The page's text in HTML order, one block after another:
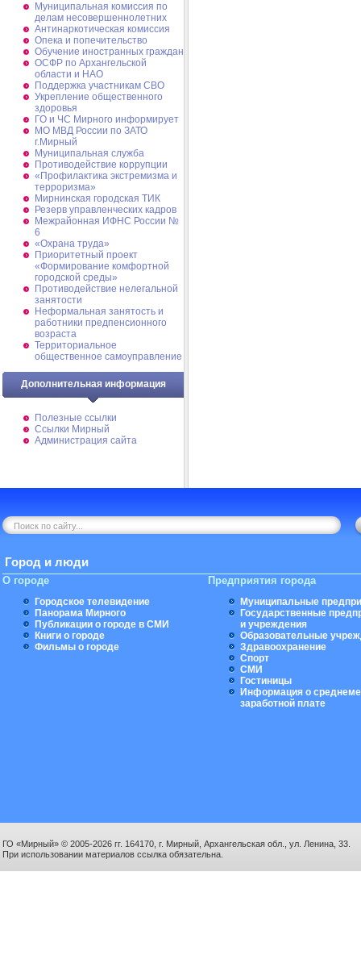
Муниципальная комиссия по
делам несовершеннолетних
Антинаркотическая комиссия
Опека и попечительство
Обучение иностранных граждан
ОСФР по Архангельской
области и НАО
Поддержка участникам СВО
Укрепление общественного
здоровья
ГО и ЧС Мирного информирует
МО МВД России по ЗАТО
г.Мирный
Муниципальная cлужба
Противодействие коррупции
«Профилактика экстремизма и
терроризма»
Мирнинская городская ТИК
Резерв управленческих кадров
Межрайонная ИФНС России №
6
«Охрана труда»
Приоритетный проект
«Формирование комфортной
городской среды»
Противодействие нелегальной
занятости
Неформальная занятость и
работники предпенсионного
возраста
Территориальное
общественное самоуправление
Дополнительная информация
Полезные ссылки
Ссылки Мирный
Администрация сайта
Город и люди
О городе
Городское телевидение
Панорама Мирного
Публикации о городе в СМИ
Книги о городе
Фильмы о городе
Предприятия города
Муниципальные
Государственные
и учреждения
Образовательные
Здравоохранение
Спорт
СМИ
Гостиницы
Информация о
заработной плате
ГО «Мирный» © 2005-2026 гг. 164170, г. Мирный, Архангельская обл., ул. Ленина, 33.
При использовании материалов ссылка обязательна.